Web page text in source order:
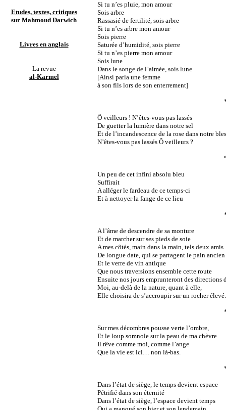
Etudes, textes, critiques
sur Mahmoud Darwich
Livres en anglais
La revue
al-Karmel
Si tu n’es pluie, mon amour
Sois arbre
Rassasié de fertilité, sois arbre
Si tu n’es arbre mon amour
Sois pierre
Saturée d’humidité, sois pierre
Si tu n’es pierre mon amour
Sois lune
Dans le songe de l’aimée, sois lune
[Ainsi parla une femme
à son fils lors de son enterrement]
Ô veilleurs ! N’êtes-vous pas lassés
De guetter la lumière dans notre sel
Et de l’incandescence de la rose dans notre
N’êtes-vous pas lassés Ô veilleurs ?
Un peu de cet infini absolu bleu
Suffirait
A alléger le fardeau de ce temps-ci
Et à nettoyer la fange de ce lieu
A l’âme de descendre de sa monture
Et de marcher sur ses pieds de soie
A mes côtés, main dans la main, tels deux amis
De longue date, qui se partagent le pain ancien
Et le verre de vin antique
Que nous traversions ensemble cette route
Ensuite nos jours emprunteront des directions
Moi, au-delà de la nature, quant à elle,
Elle choisira de s’accroupir sur un rocher élevé.
Sur mes décombres pousse verte l’ombre,
Et le loup somnole sur la peau de ma chèvre
Il rêve comme moi, comme l’ange
Que la vie est ici… non là-bas.
Dans l’état de siège, le temps devient espace
Pétrifié dans son éternité
Dans l’état de siège, l’espace devient temps